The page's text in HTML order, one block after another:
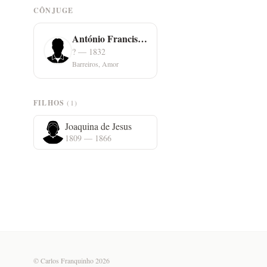
CÔNJUGE
António Francisco Serrano
? — 1832
Barreiros, Amor
FILHOS(1)
Joaquina de Jesus
1809 — 1866
© Carlos Franquinho 2026